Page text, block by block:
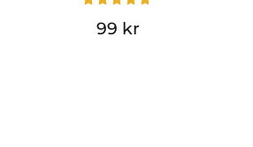
99 kr